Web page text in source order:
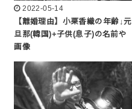
2022-05-14
【離婚理由】小栗香織の年齢↓元
旦那(韓国)+子供(息子)の名前や
画像